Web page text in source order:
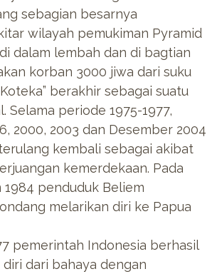
sebagian besarnya
wilayah pemukiman Pyramid
dalam lembah dan di bagtian
korban 3000 jiwa dari suku
berakhir sebagai suatu
Selama periode 1975-1977,
2000, 2003 dan Desember 2004
kembali sebagai akibat
kemerdekaan. Pada
1984 penduduk Beliem
melarikan diri ke Papua
pemerintah Indonesia berhasil
dari bahaya dengan